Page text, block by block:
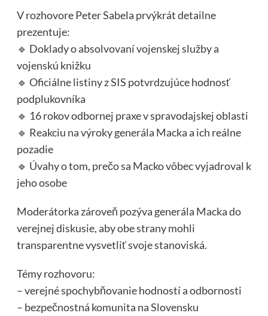
V rozhovore Peter Sabela prvýkrát detailne
prezentuje:
🔹 Doklady o absolvovaní vojenskej služby a
vojenskú knižku
🔹 Oficiálne listiny z SIS potvrdzujúce hodnosť
podplukovníka
🔹 16 rokov odbornej praxe v spravodajskej oblasti
🔹 Reakciu na výroky generála Macka a ich reálne
pozadie
🔹 Úvahy o tom, prečo sa Macko vôbec vyjadroval k
jeho osobe
Moderátorka zároveň pozýva generála Macka do
verejnej diskusie, aby obe strany mohli
transparentne vysvetliť svoje stanoviská.
Témy rozhovoru:
– verejné spochybňovanie hodností a odbornosti
– bezpečnostná komunita na Slovensku